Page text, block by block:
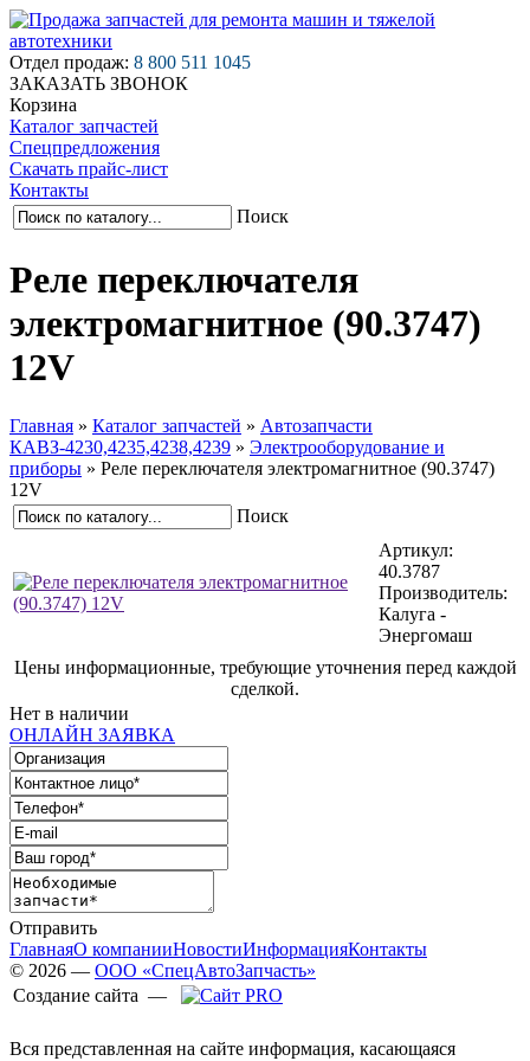
Отдел продаж: 8 800 511 1045
ЗАКАЗАТЬ ЗВОНОК
Корзина
Каталог запчастей
Спецпредложения
Скачать прайс-лист
Контакты
Поиск
Реле переключателя
электромагнитное (90.3747)
12V
Главная » Каталог запчастей » Автозапчасти
КАВЗ-4230,4235,4238,4239 » Электрооборудование и
приборы » Реле переключателя электромагнитное (90.3747)
12V
Поиск
Артикул:
40.3787
Производитель:
Калуга -
Энергомаш
Цены информационные, требующие уточнения перед каждой
сделкой.
Нет в наличии
ОНЛАЙН ЗАЯВКА
Отправить
ГлавнаяО компанииНовостиИнформацияКонтакты
© 2026 — ООО «СпецАвтоЗапчасть»
Создание сайта —
Вся представленная на сайте информация, касающаяся